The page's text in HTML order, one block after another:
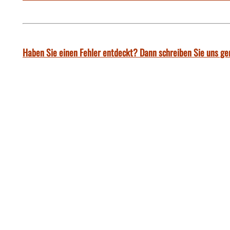
Haben Sie einen Fehler entdeckt? Dann schreiben Sie uns